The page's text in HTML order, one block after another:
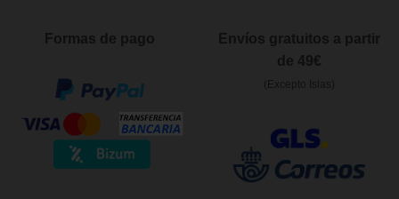
Formas de pago
Envíos gratuitos a partir
de 49€
(Excepto Islas)